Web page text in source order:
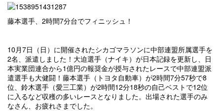
藤本選手、2時間7分台でフィニッシュ！
10月7日（日）に開催されたシカゴマラソンに中部連盟所属選手を
2名、派遣しました！大迫選手（ナイキ）が日本記録を更新し、日
本実業団連合から1億円の報奨金が授与されたレースで中部連盟派
遣選手も大健闘！藤本選手（トヨタ自動車）が2時間7分57秒で8
位、鈴木選手（愛三工業）が2時間12分18秒の自己ベストで12位
に入るなど収穫の多いレースとなりました。出場された選手のみ
なさん、お疲れさまでした。